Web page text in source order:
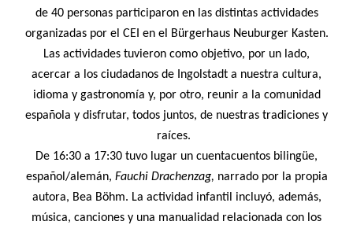
de 40 personas participaron en las distintas actividades
organizadas por el CEI en el Bürgerhaus Neuburger Kasten.
Las actividades tuvieron como objetivo, por un lado,
acercar a los ciudadanos de Ingolstadt a nuestra cultura,
idioma y gastronomía y, por otro, reunir a la comunidad
española y disfrutar, todos juntos, de nuestras tradiciones y
raíces.
De 16:30 a 17:30 tuvo lugar un cuentacuentos bilingüe,
español/alemán, Fauchi Drachenzag, narrado por la propia
autora, Bea Böhm. La actividad infantil incluyó, además,
música, canciones y una manualidad relacionada con los